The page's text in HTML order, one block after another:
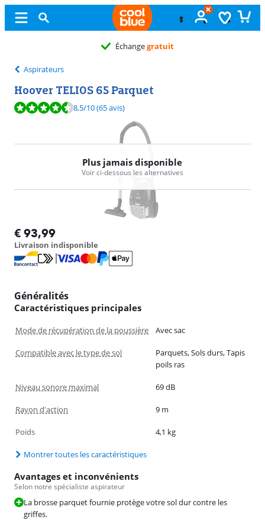
Échangegratuit
Aspirateurs
Hoover TELIOS 65 Parquet
La note est de 8,5 sur 10, basée sur 65 avis.
8,5/10(65 avis)
Plus jamais disponible
Voir ci-dessous les alternatives
€ 93,99
Livraison indisponible
Généralités
Caractéristiques principales
Mode de récupération de la poussière Avec sac
Compatible avec le type de sol
Parquets, Sols durs, Tapis
poils ras
Niveau sonore maximal 69 dB
Rayon d'action 9 m
Poids 4,1 kg
Montrer toutes les caractéristiques
Avantages et inconvénients
Selon notre spécialiste aspirateur
La brosse parquet fournie protège votre sol dur contre les
griffes.